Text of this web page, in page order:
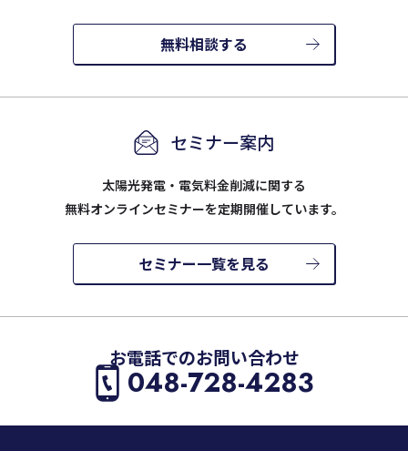
無料相談する
セミナー案内
太陽光発電・電気料金削減に関する
無料オンラインセミナーを定期開催しています。
セミナー一覧を見る
お電話でのお問い合わせ
048-728-4283